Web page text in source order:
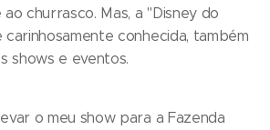
churrasco. Mas, a "Disney do
carinhosamente conhecida, também
shows e eventos.
o meu show para a Fazenda